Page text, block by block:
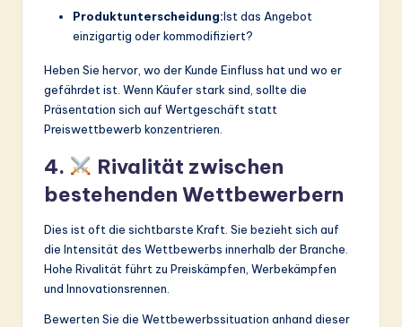
Produktunterscheidung:Ist das Angebot
einzigartig oder kommodifiziert?
Heben Sie hervor, wo der Kunde Einfluss hat und wo er
gefährdet ist. Wenn Käufer stark sind, sollte die
Präsentation sich auf Wertgeschäft statt
Preiswettbewerb konzentrieren.
4.
Rivalität zwischen
bestehenden Wettbewerbern
Dies ist oft die sichtbarste Kraft. Sie bezieht sich auf
die Intensität des Wettbewerbs innerhalb der Branche.
Hohe Rivalität führt zu Preiskämpfen, Werbekämpfen
und Innovationsrennen.
Bewerten Sie die Wettbewerbssituation anhand dieser